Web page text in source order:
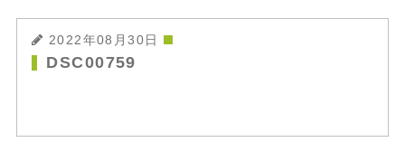
2022年08月30日
DSC00759